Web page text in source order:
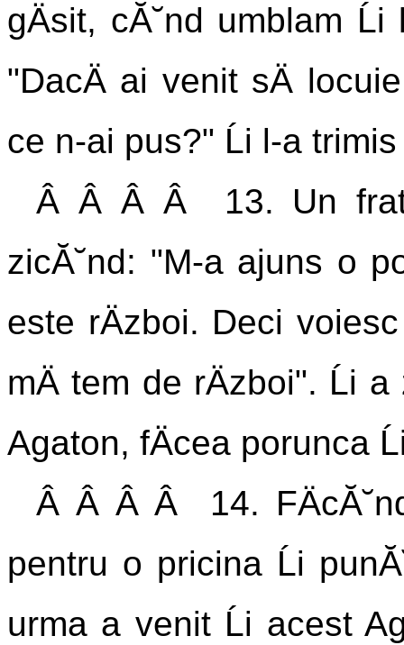
gÄsit, cĂ˘nd umblam
"DacÄ ai venit sÄ
ce n-ai pus?" Ĺi l-a
Â Â Â Â 13. Un
zicĂ˘nd: "M-a ajuns o
este rÄzboi. Deci
mÄ tem de rÄzboi". Ĺi
Agaton, fÄcea porunca
Â Â Â Â 14.
pentru o pricina Ĺi
urma a venit Ĺi acest